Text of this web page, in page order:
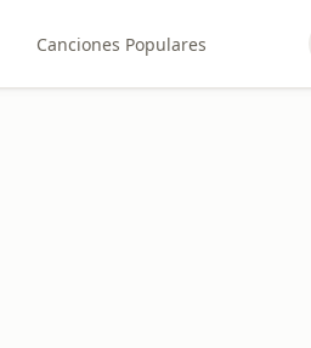
Canciones Populares